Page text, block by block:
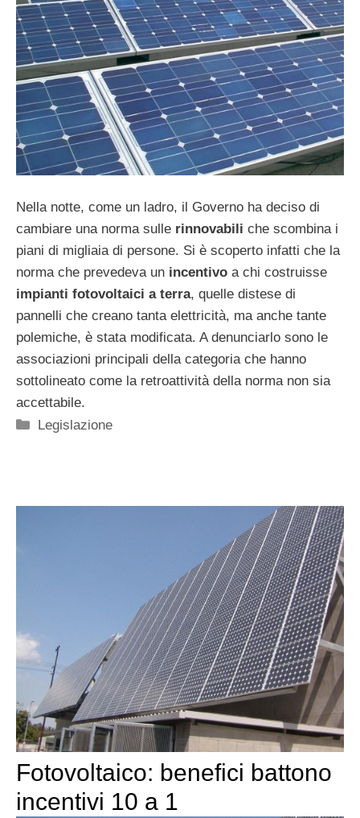
Nella notte, come un ladro, il Governo ha deciso di
cambiare una norma sulle rinnovabili che scombina i
piani di migliaia di persone. Si è scoperto infatti che la
norma che prevedeva un incentivo a chi costruisse
impianti fotovoltaici a terra, quelle distese di
pannelli che creano tanta elettricità, ma anche tante
polemiche, è stata modificata. A denunciarlo sono le
associazioni principali della categoria che hanno
sottolineato come la retroattività della norma non sia
accettabile.
Categorie
Legislazione
Fotovoltaico: benefici battono
incentivi 10 a 1